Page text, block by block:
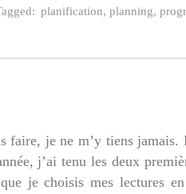
planification, planning,
je ne m’y tiens jamais.
j’ai tenu les deux
je choisis mes lectures